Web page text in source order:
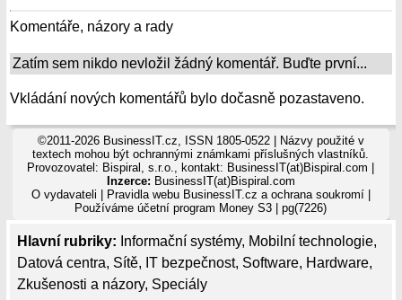
Hlavní rubriky: Informační systémy, Mobilní technologie,
Datová centra, Sítě, IT bezpečnost, Software, Hardware,
Zkušenosti a názory, Speciály
Komentáře, názory a rady
Zatím sem nikdo nevložil žádný komentář. Buďte první...
Vkládání nových komentářů bylo dočasně pozastaveno.
©2011-2026 BusinessIT.cz, ISSN 1805-0522 | Názvy použité v
textech mohou být ochrannými známkami příslušných vlastníků.
Provozovatel: Bispiral, s.r.o., kontakt: BusinessIT(at)Bispiral.com |
Inzerce: BusinessIT(at)Bispiral.com
O vydavateli
Pravidla webu BusinessIT.cz a ochrana soukromí|
Používámeúčetní program Money S3 | pg(7226)